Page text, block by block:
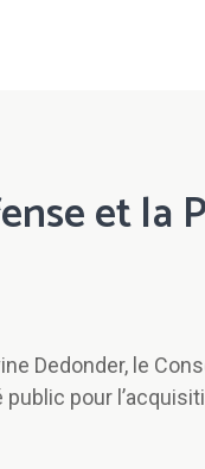
et la
Dedonder, le
pour